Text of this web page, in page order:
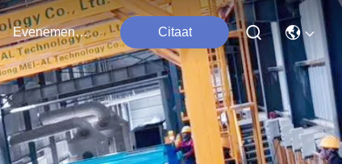
Evenementen Citaat